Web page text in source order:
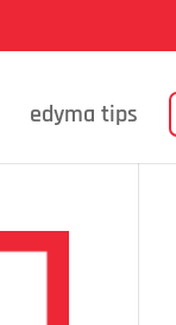
edyma tips